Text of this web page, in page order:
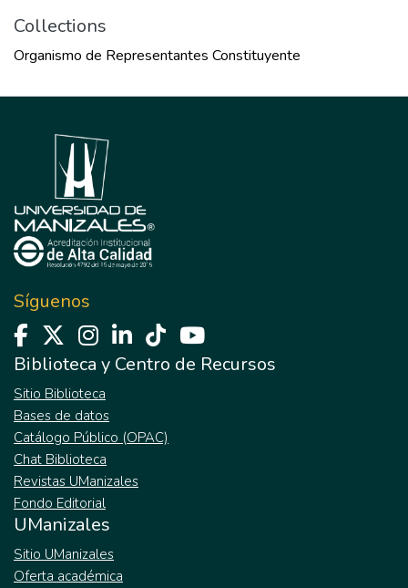
Collections
Organismo de Representantes Constituyente
Síguenos
Biblioteca y Centro de Recursos
Sitio Biblioteca
Bases de datos
Catálogo Público (OPAC)
Chat Biblioteca
Revistas UManizales
Fondo Editorial
UManizales
Sitio UManizales
Oferta académica